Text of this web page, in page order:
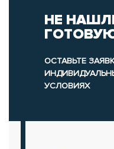
НЕ
ОСТАВЬТЕ
УСЛОВИЯХ